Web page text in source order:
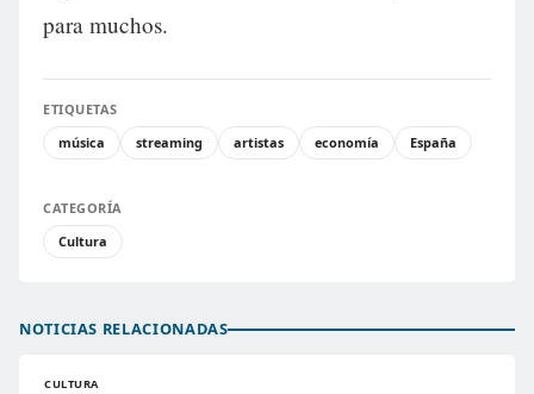
para muchos.
ETIQUETAS
música
streaming artistas economía España
CATEGORÍA
Cultura
NOTICIAS RELACIONADAS
CULTURA